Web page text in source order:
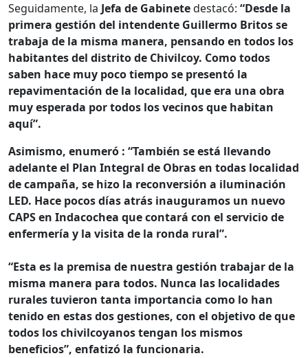
Seguidamente, la Jefa de Gabinetedestacó: “Desde la
primera gestión del intendente Guillermo Britos se
trabaja de la misma manera, pensando en todos los
habitantes del distrito de Chivilcoy. Como todos
saben hace muy poco tiempo se presentó la
repavimentación de la localidad, que era una obra
muy esperada por todos los vecinos que habitan
aquí”.
Asimismo, enumeró : “También se está llevando
adelante el Plan Integral de Obras en todas localidad
de campaña, se hizo la reconversión a iluminación
LED. Hace pocos días atrás inauguramos un nuevo
CAPS en Indacochea que contará con el servicio de
enfermería y la visita de la ronda rural”.
“Esta es la premisa de nuestra gestión trabajar de la
misma manera para todos. Nunca las localidades
rurales tuvieron tanta importancia como lo han
tenido en estas dos gestiones, con el objetivo de que
todos los chivilcoyanos tengan los mismos
beneficios”, enfatizó la funcionaria.